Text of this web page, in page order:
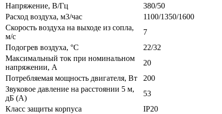
Напряжение, В/Гц
380/50
Расход воздуха, м3/час
1100/1350/1600
Скорость воздуха на выходе из сопла,
м/с
7
Подогрев воздуха, °С
22/32
Максимальный ток при номинальном
напряжении, А
20
Потребляемая мощность двигателя, Вт
200
Звуковое давление на расстоянии 5 м,
дБ (А)
53
Класс защиты корпуса
IP20